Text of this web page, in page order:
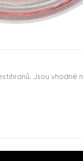
Jsou